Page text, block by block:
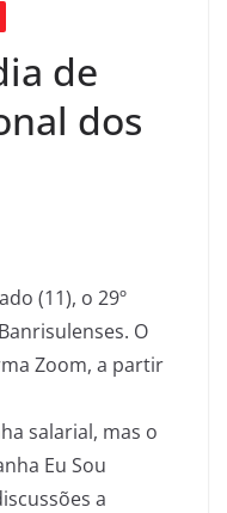
de
dos
(11), o 29º
O
Zoom, a partir
salarial, mas o
Eu Sou
a